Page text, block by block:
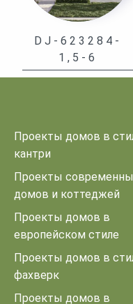
DJ-623284-
1,5-6
Проекты домов в
кантри
Проекты
домов и коттеджей
Проекты домов в
европейском стиле
Проекты домов в
фахверк
Проекты домов в